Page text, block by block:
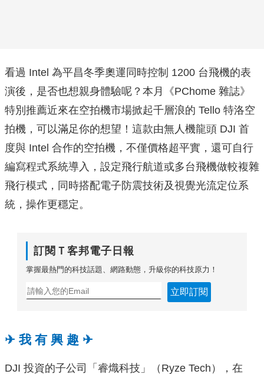
看過 Intel 為平昌冬季奧運同時控制 1200 台飛機的表
演後，是否也想親身體驗呢？本月《PChome 雜誌》
特別推薦近來在空拍機市場掀起千層浪的 Tello 特洛空
拍機，可以滿足你的想望！這款由無人機龍頭 DJI 首
度與 Intel 合作的空拍機，不僅價格超平實，還可自行
編寫程式系統導入，設定飛行航道或多台飛機做較複雜
飛行模式，同時搭配電子防震技術及視覺光流定位系
統，操作更穩定。
訂閱Ｔ客邦電子日報
掌握最熱門的科技話題、網路動態，升級你的科技原力！
立即訂閱
✈ 我 有 興 趣 ✈
DJI 投資的子公司「睿熾科技」（Ryze Tech），在